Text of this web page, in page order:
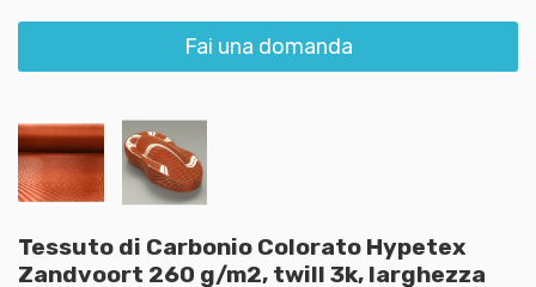
Fai una domanda
Tessuto di Carbonio Colorato Hypetex
Zandvoort 260 g/m2, twill 3k, larghezza